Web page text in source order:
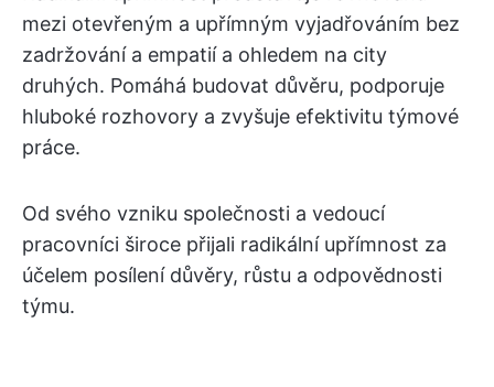
mezi otevřeným a upřímným vyjadřováním bez
zadržování a empatií a ohledem na city
druhých. Pomáhá budovat důvěru, podporuje
hluboké rozhovory a zvyšuje efektivitu týmové
práce.
Od svého vzniku společnosti a vedoucí
pracovníci široce přijali radikální upřímnost za
účelem posílení důvěry, růstu a odpovědnosti
týmu.